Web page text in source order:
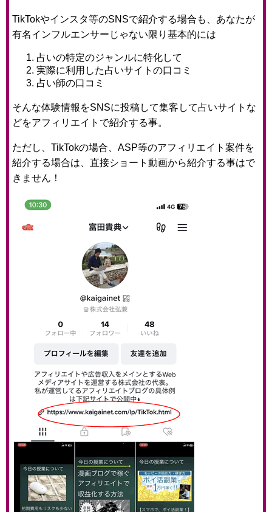
TikTokやインスタ等のSNSで紹介する場合も、あなたが
有名インフルエンサーじゃない限り基本的には
占いの特定のジャンルに特化して
実際に利用した占いサイトの口コミ
占い師の口コミ
そんな体験情報をSNSに投稿して集客して占いサイトな
どをアフィリエイトで紹介する事。
ただし、TikTokの場合、ASP等のアフィリエイト案件を
紹介する場合は、直接ショート動画から紹介する事はで
きません！